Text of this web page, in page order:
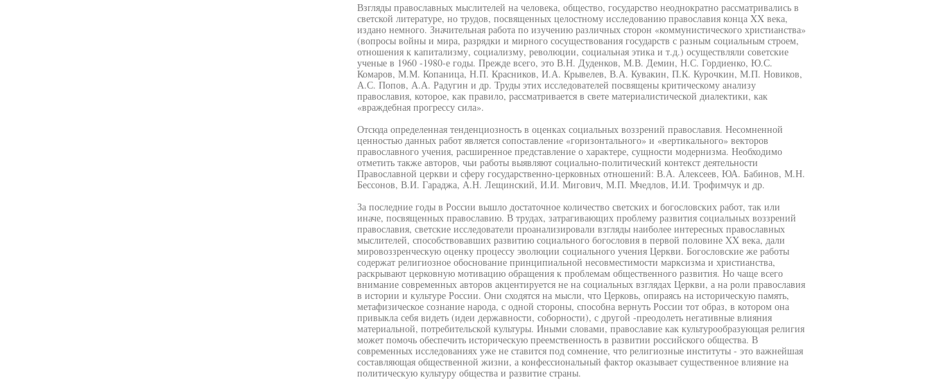
Взгляды православных мыслителей на человека, общество, государство неоднократно рассматривались в
светской литературе, но трудов, посвященных целостному исследованию православия конца XX века,
издано немного. Значительная работа по изучению различных сторон «коммунистического христианства»
(вопросы войны и мира, разрядки и мирного сосуществования государств с разным социальным строем,
отношения к капитализму, социализму, революции, социальная этика и т.д.) осуществляли советские
ученые в 1960 -1980-е годы. Прежде всего, это В.Н. Дуденков, М.В. Демин, Н.С. Гордиенко, Ю.С.
Комаров, М.М. Копаница, Н.П. Красников, И.А. Крывелев, В.А. Кувакин, П.К. Курочкин, М.П. Новиков,
А.С. Попов, А.А. Радугин и др. Труды этих исследователей посвящены критическому анализу
православия, которое, как правило, рассматривается в свете материалистической диалектики, как
«враждебная прогрессу сила».
Отсюда определенная тенденциозность в оценках социальных воззрений православия. Несомненной
ценностью данных работ является сопоставление «горизонтального» и «вертикального» векторов
православного учения, расширенное представление о характере, сущности модернизма. Необходимо
отметить также авторов, чьи работы выявляют социально-политический контекст деятельности
Православной церкви и сферу государственно-церковных отношений: В.А. Алексеев, ЮА. Бабинов, М.Н.
Бессонов, В.И. Гараджа, А.Н. Лещинский, И.И. Мигович, М.П. Мчедлов, И.И. Трофимчук и др.
За последние годы в России вышло достаточное количество светских и богословских работ, так или
иначе, посвященных православию. В трудах, затрагивающих проблему развития социальных воззрений
православия, светские исследователи проанализировали взгляды наиболее интересных православных
мыслителей, способствовавших развитию социального богословия в первой половине XX века, дали
мировоззренческую оценку процессу эволюции социального учения Церкви. Богословские же работы
содержат религиозное обоснование принципиальной несовместимости марксизма и христианства,
раскрывают церковную мотивацию обращения к проблемам общественного развития. Но чаще всего
внимание современных авторов акцентируется не на социальных взглядах Церкви, а на роли православия
в истории и культуре России. Они сходятся на мысли, что Церковь, опираясь на историческую память,
метафизическое сознание народа, с одной стороны, способна вернуть России тот образ, в котором она
привыкла себя видеть (идеи державности, соборности), с другой -преодолеть негативные влияния
материальной, потребительской культуры. Иными словами, православие как культурообразующая религия
может помочь обеспечить историческую преемственность в развитии российского общества. В
современных исследованиях уже не ставится под сомнение, что религиозные институты - это важнейшая
составляющая общественной жизни, а конфессиональный фактор оказывает существенное влияние на
политическую культуру общества и развитие страны.